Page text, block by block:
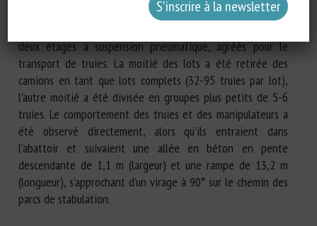
avec les truies ; 1917 truies et 55 verrats). Les truies ont
deux étages à suspension pneumatique, agréés pour le
transport de truies. La moitié des lots a été retirée des
camions en tant que lots complets (32-95 truies par lot),
l’autre moitié a été divisée en groupes plus petits de 5-6
truies. Le comportement des truies et des manipulateurs a
été observé directement, alors qu’ils entraient dans
l’abattoir et suivaient une allée en béton en pente
descendante de 1,1 m (largeur) et une rampe de 13,2 m
(longueur), s’approchant d’un virage à 90° sur le chemin des
parcs de stabulation.